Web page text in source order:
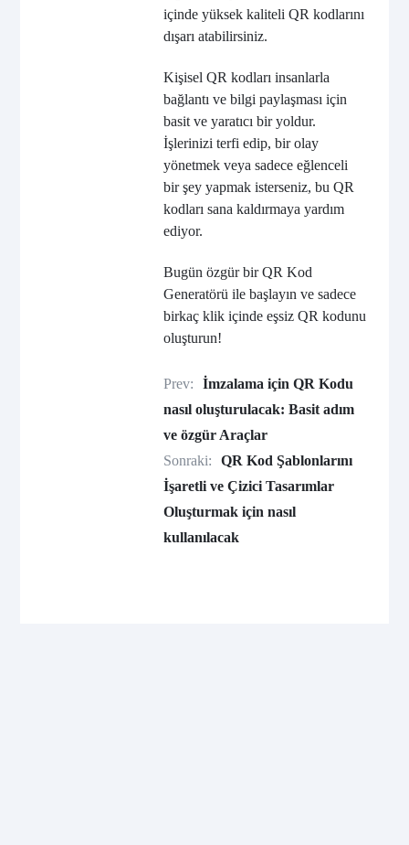
içinde yüksek kaliteli QR kodlarını
dışarı atabilirsiniz.
Kişisel QR kodları insanlarla
bağlantı ve bilgi paylaşması için
basit ve yaratıcı bir yoldur.
İşlerinizi terfi edip, bir olay
yönetmek veya sadece eğlenceli
bir şey yapmak isterseniz, bu QR
kodları sana kaldırmaya yardım
ediyor.
Bugün özgür bir QR Kod
Generatörü ile başlayın ve sadece
birkaç klik içinde eşsiz QR kodunu
oluşturun!
Prev:
İmzalama için QR Kodu
nasıl oluşturulacak: Basit adım
ve özgür Araçlar
Sonraki:
QR Kod Şablonlarını
İşaretli ve Çizici Tasarımlar
Oluşturmak için nasıl
kullanılacak